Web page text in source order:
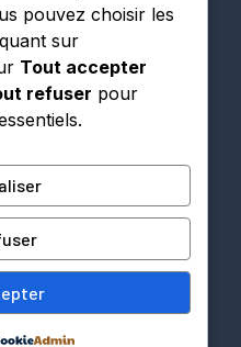
Numérique
pouvez choisir les
sur
Tout accepter
refuser pour